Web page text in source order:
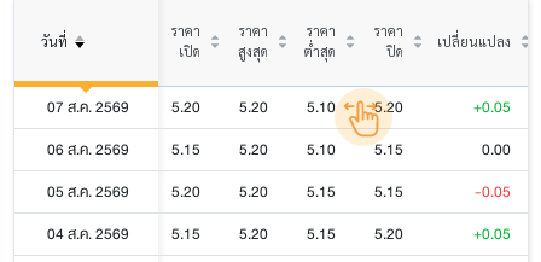
วันที่
ราคา
เปิด
ราคา
สูงสุด
ราคา
ต่ำสุด
ราคา
ปิด
เปลี่ยนแปลง
07 ส.ค. 2569 5.20 5.20 5.10 5.20
+0.05
06 ส.ค. 2569
5.15 5.20 5.10 5.15
0.00
05 ส.ค. 2569
5.20 5.20 5.15 5.15
-0.05
04 ส.ค. 2569
5.15 5.20 5.15 5.20
+0.05